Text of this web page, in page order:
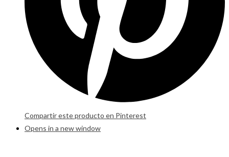
Compartir este producto en Pinterest
Opens in a new window